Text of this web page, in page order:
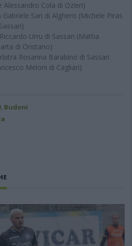
Alessandro Cola di Ozieri)
Gabriele Sari di Alghero (Michele Piras
Urru di Sassari (Mattia
di Oristano)
Rosanna Barabino di Sassari
Meloni di Cagliari)
, Budoni